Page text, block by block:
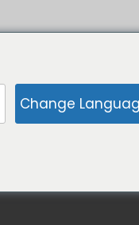
À
Change